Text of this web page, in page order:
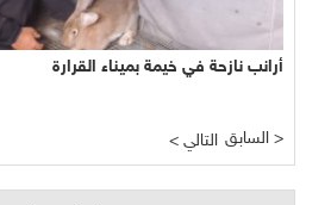
فوائد مذهلة للهرمونات جراء تناول البروكلي
< التالي السابق >